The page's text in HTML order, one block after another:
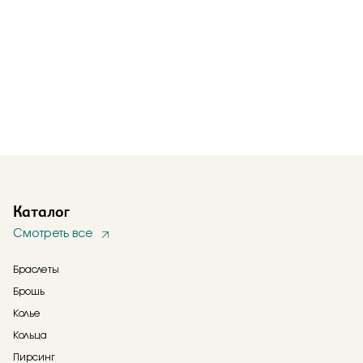
Каталог
Смотреть все
Браслеты
Брошь
Колье
Кольца
Пирсинг